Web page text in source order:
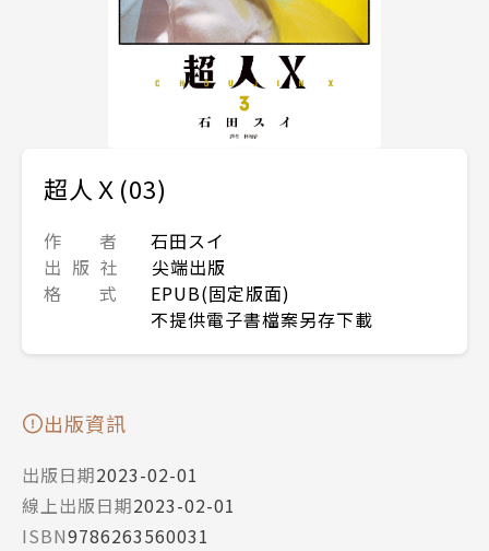
超人Ｘ(03)
作 者
石田スイ
出 版 社
尖端出版
格 式
EPUB(固定版面)
不提供電子書檔案另存下載
出版資訊
出版日期2023-02-01
線上出版日期2023-02-01
ISBN9786263560031